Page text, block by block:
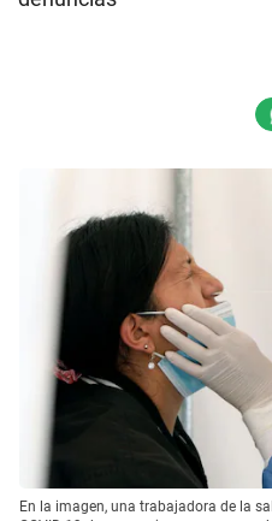
En la imagen, una trabajadora de la